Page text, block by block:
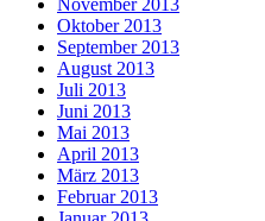
November 2013
Oktober 2013
September 2013
August 2013
Juli 2013
Juni 2013
Mai 2013
April 2013
März 2013
Februar 2013